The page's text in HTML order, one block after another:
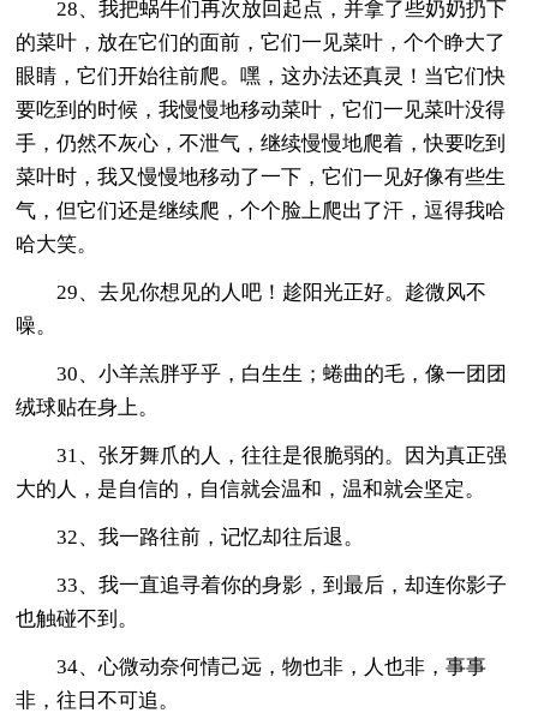
28、我把蜗牛们再次放回起点，并拿了些奶奶扔下
的菜叶，放在它们的面前，它们一见菜叶，个个睁大了
眼睛，它们开始往前爬。嘿，这办法还真灵！当它们快
要吃到的时候，我慢慢地移动菜叶，它们一见菜叶没得
手，仍然不灰心，不泄气，继续慢慢地爬着，快要吃到
菜叶时，我又慢慢地移动了一下，它们一见好像有些生
气，但它们还是继续爬，个个脸上爬出了汗，逗得我哈
哈大笑。
29、去见你想见的人吧！趁阳光正好。趁微风不
噪。
30、小羊羔胖乎乎，白生生；蜷曲的毛，像一团团
绒球贴在身上。
31、张牙舞爪的人，往往是很脆弱的。因为真正强
大的人，是自信的，自信就会温和，温和就会坚定。
32、我一路往前，记忆却往后退。
33、我一直追寻着你的身影，到最后，却连你影子
也触碰不到。
34、心微动奈何情己远，物也非，人也非，事事
非，往日不可追。